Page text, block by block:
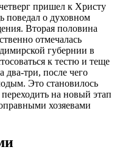
пришел к Христу
поведал о духовном
Вторая половина
отмечалась
губернии в
к тестю и теще
два-три, после чего
Это становилось
на новый этап
хозяевами